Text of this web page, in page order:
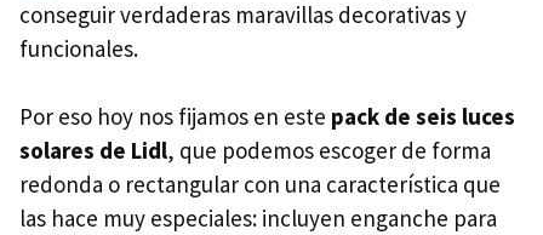
conseguir verdaderas maravillas decorativas y
funcionales.
Por eso hoy nos fijamos en este pack de seis luces
solares de Lidl, que podemos escoger de forma
redonda o rectangular con una característica que
las hace muy especiales: incluyen enganche para